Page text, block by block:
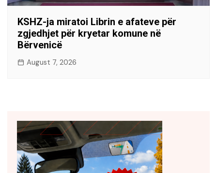
KSHZ-ja miratoi Librin e afateve për
zgjedhjet për kryetar komune në
Bërvenicë
August 7, 2026